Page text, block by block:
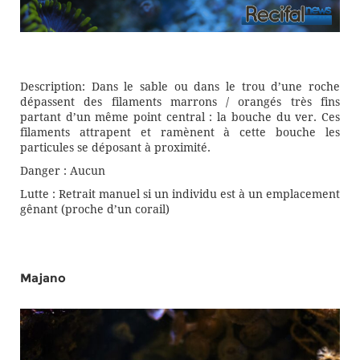
Description: Dans le sable ou dans le trou d’une roche
dépassent des filaments marrons / orangés très fins
partant d’un même point central : la bouche du ver. Ces
filaments attrapent et ramènent à cette bouche les
particules se déposant à proximité.
Danger : Aucun
Lutte : Retrait manuel si un individu est à un emplacement
gênant (proche d’un corail)
Majano